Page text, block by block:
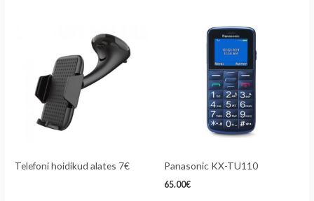
Telefoni hoidikud alates 7€ Panasonic KX-TU110
65.00€